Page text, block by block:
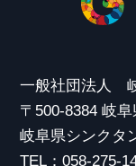
一般社団法人
〒500-8384 岐
岐阜県シンクタ
TEL：058-275-